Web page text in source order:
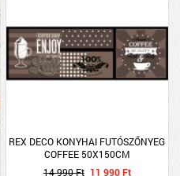
REX DECO KONYHAI FUTÓSZŐNYEG
COFFEE 50X150CM
14 990 Ft 11 990 Ft